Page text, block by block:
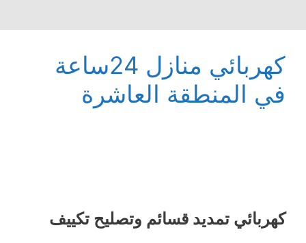
كهربائي منازل 24ساعة
في المنطقة العاشرة
كهربائي تمديد قسائم وتصليح تكييف